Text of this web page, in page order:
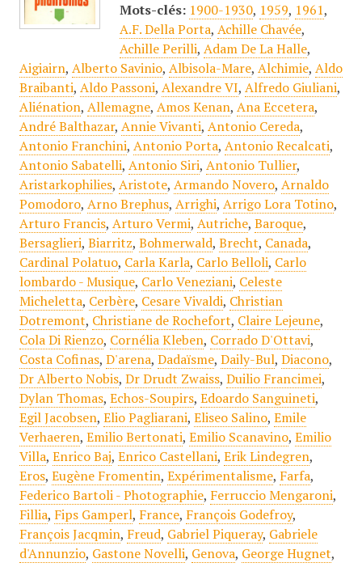
Mots-clés: 1900-1930, 1959, 1961,
A.F. Della Porta, Achille Chavée,
Achille Perilli, Adam De La Halle,
Aigiairn, Alberto Savinio, Albisola-Mare, Alchimie, Aldo
Braibanti, Aldo Passoni, Alexandre VI, Alfredo Giuliani,
Aliénation, Allemagne, Amos Kenan, Ana Eccetera,
André Balthazar, Annie Vivanti, Antonio Cereda,
Antonio Franchini, Antonio Porta, Antonio Recalcati,
Antonio Sabatelli, Antonio Siri, Antonio Tullier,
Aristarkophilies, Aristote, Armando Novero, Arnaldo
Pomodoro, Arno Brephus, Arrighi, Arrigo Lora Totino,
Arturo Francis, Arturo Vermi, Autriche, Baroque,
Bersaglieri, Biarritz, Bohmerwald, Brecht, Canada,
Cardinal Polatuo, Carla Karla, Carlo Belloli, Carlo
lombardo - Musique, Carlo Veneziani, Celeste
Micheletta, Cerbère, Cesare Vivaldi, Christian
Dotremont, Christiane de Rochefort, Claire Lejeune,
Cola Di Rienzo, Cornélia Kleben, Corrado D'Ottavi,
Costa Cofinas, D'arena, Dadaïsme, Daily-Bul, Diacono,
Dr Alberto Nobis, Dr Drudt Zwaiss, Duilio Francimei,
Dylan Thomas, Echos-Soupirs, Edoardo Sanguineti,
Egil Jacobsen, Elio Pagliarani, Eliseo Salino, Emile
Verhaeren, Emilio Bertonati, Emilio Scanavino, Emilio
Villa, Enrico Baj, Enrico Castellani, Erik Lindegren,
Eros, Eugène Fromentin, Expérimentalisme, Farfa,
Federico Bartoli - Photographie, Ferruccio Mengaroni,
Fillia, Fips Gamperl, France, François Godefroy,
François Jacqmin, Freud, Gabriel Piqueray, Gabriele
d'Annunzio, Gastone Novelli, Genova, George Hugnet,